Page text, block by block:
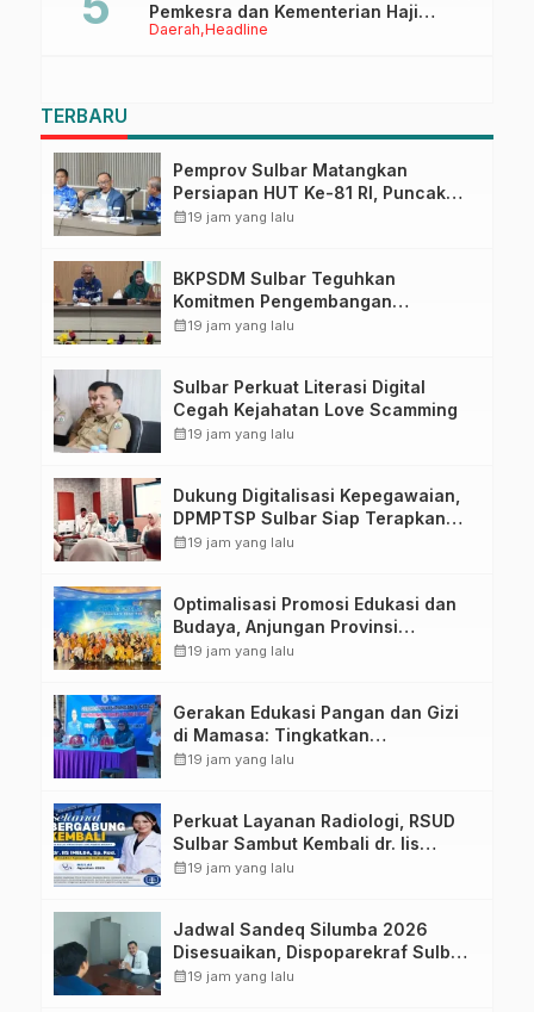
Daerah Headline
Pemkesra dan Kementerian Haji
Sulbar Tinjau Lokasi
TERBARU
Pemprov Sulbar Matangkan
Persiapan HUT Ke-81 RI, Puncak
Upacara di Lapangan Ahmad
calendar_month19 jam yang lalu
BKPSDM Sulbar Teguhkan
Komitmen Pengembangan
Kompetensi ASN melalui
calendar_month19 jam yang lalu
Sulbar Perkuat Literasi Digital
Cegah Kejahatan Love Scamming
calendar_month19 jam yang lalu
Dukung Digitalisasi Kepegawaian,
DPMPTSP Sulbar Siap Terapkan
Aplikasi FLEKSI ASN
calendar_month19 jam yang lalu
Optimalisasi Promosi Edukasi dan
Budaya, Anjungan Provinsi
Sulawesi Barat Perkuat Kolaborasi
calendar_month19 jam yang lalu
Gerakan Edukasi Pangan dan Gizi
di Mamasa: Tingkatkan
Pengetahuan dan Keterampilan
calendar_month19 jam yang lalu
Perkuat Layanan Radiologi, RSUD
Sulbar Sambut Kembali dr. Iis
Imelda, Sp.Rad
calendar_month19 jam yang lalu
Jadwal Sandeq Silumba 2026
Disesuaikan, Dispoparekraf Sulbar
Pastikan Persiapan Tetap
calendar_month19 jam yang lalu